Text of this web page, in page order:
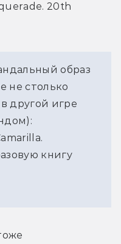
20th
образ
не столько
другой игре
книгу